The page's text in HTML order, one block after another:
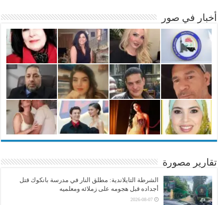
أخبار في صور
تقارير مصورة
الشرطة التايلاندية: مطلق النار في مدرسة بانكوك قتل
أجداده قبل هجومه على زملائه ومعلميه
2026-08-07